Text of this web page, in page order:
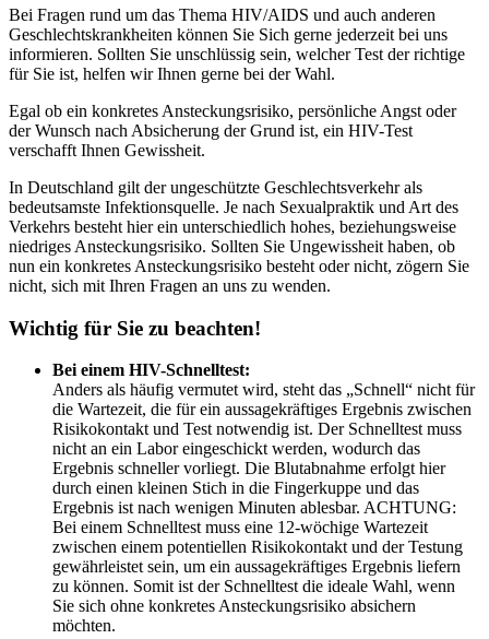
Bei Fragen rund um das Thema HIV/AIDS und auch anderen
Geschlechtskrankheiten können Sie Sich gerne jederzeit bei uns
informieren. Sollten Sie unschlüssig sein, welcher Test der richtige
für Sie ist, helfen wir Ihnen gerne bei der Wahl.
Egal ob ein konkretes Ansteckungsrisiko, persönliche Angst oder
der Wunsch nach Absicherung der Grund ist, ein HIV-Test
verschafft Ihnen Gewissheit.
In Deutschland gilt der ungeschützte Geschlechtsverkehr als
bedeutsamste Infektionsquelle. Je nach Sexualpraktik und Art des
Verkehrs besteht hier ein unterschiedlich hohes, beziehungsweise
niedriges Ansteckungsrisiko. Sollten Sie Ungewissheit haben, ob
nun ein konkretes Ansteckungsrisiko besteht oder nicht, zögern Sie
nicht, sich mit Ihren Fragen an uns zu wenden.
Wichtig für Sie zu beachten!
Bei einem HIV-Schnelltest:
Anders als häufig vermutet wird, steht das „Schnell“ nicht für
die Wartezeit, die für ein aussagekräftiges Ergebnis zwischen
Risikokontakt und Test notwendig ist. Der Schnelltest muss
nicht an ein Labor eingeschickt werden, wodurch das
Ergebnis schneller vorliegt. Die Blutabnahme erfolgt hier
durch einen kleinen Stich in die Fingerkuppe und das
Ergebnis ist nach wenigen Minuten ablesbar. ACHTUNG:
Bei einem Schnelltest muss eine 12-wöchige Wartezeit
zwischen einem potentiellen Risikokontakt und der Testung
gewährleistet sein, um ein aussagekräftiges Ergebnis liefern
zu können. Somit ist der Schnelltest die ideale Wahl, wenn
Sie sich ohne konkretes Ansteckungsrisiko absichern
möchten.